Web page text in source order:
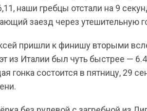
наши гребцы отстали на 9
заезд через утешительную
пришли к финишу вторыми
из Италии был чуть быстрее —
гонка состоится в пятницу, 29